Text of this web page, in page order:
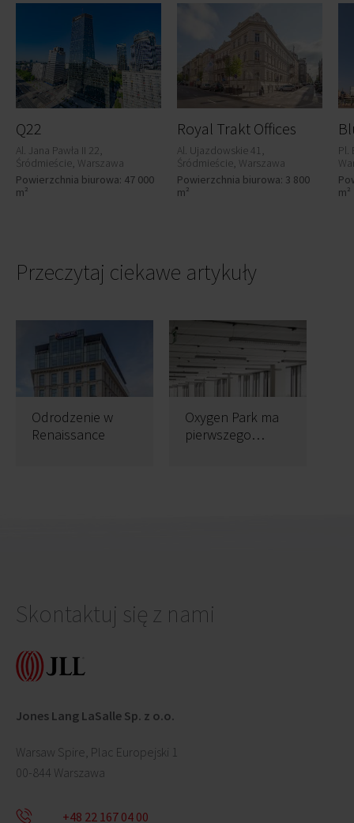
Q22
Al. Jana Pawła II 22,
Śródmieście, Warszawa
Powierzchnia biurowa: 47 000
m²
Royal Trakt Offices
Al. Ujazdowskie 41,
Śródmieście, Warszawa
Powierzchnia biurowa: 3 800
m²
Pl.
m²
Przeczytaj ciekawe artykuły
Odrodzenie w
Renaissance
Oxygen Park ma
pierwszego
Skontaktuj się z nami
Jones Lang LaSalle Sp. z o.o.
Warsaw Spire, Plac Europejski 1
00-844 Warszawa
+48 22 167 04 00